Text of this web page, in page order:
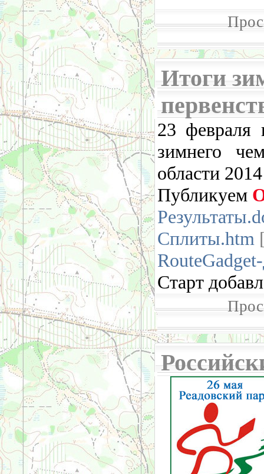
Итоги
23 февраля
зимнего
области
Публикуем
Сплиты.htm
Старт